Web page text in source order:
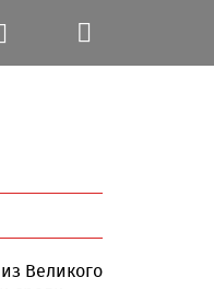
Великого